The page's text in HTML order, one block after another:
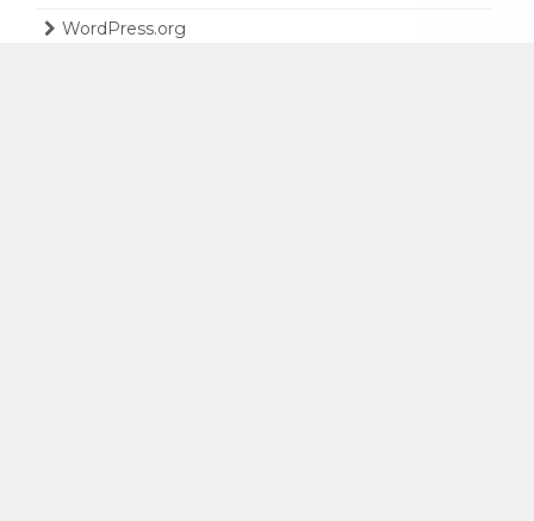
WordPress.org